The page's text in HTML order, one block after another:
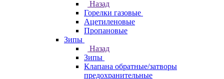
Назад
Горелки газовые
Ацетиленовые
Пропановые
Зипы
Назад
Зипы
Клапана обратные/затворы
предохранительные